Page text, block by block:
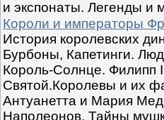
и экспонаты. Легенды
Короли и императоры
История королевских
Бурбоны, Капетинги.
Король-Солнце. Филипп
Святой.Королевы и их
Антуанетта и Мария
Наполеонов. Тайны